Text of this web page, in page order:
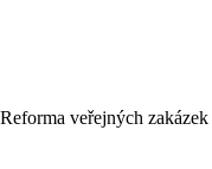
Reforma veřejných